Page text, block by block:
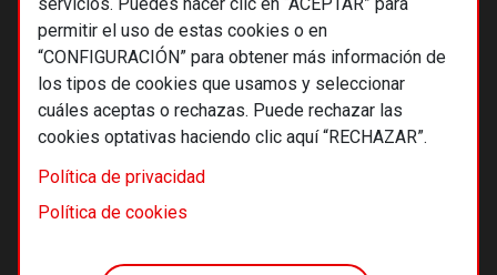
permitir el uso de estas cookies o en
“CONFIGURACIÓN” para obtener más información de
los tipos de cookies que usamos y seleccionar
cuáles aceptas o rechazas. Puede rechazar las
cookies optativas haciendo clic aquí “RECHAZAR”.
Política de privacidad
Política de cookies
© 2026 Alternativas económicas SCCL
Footer
Términos y condiciones de uso
Política de cookies